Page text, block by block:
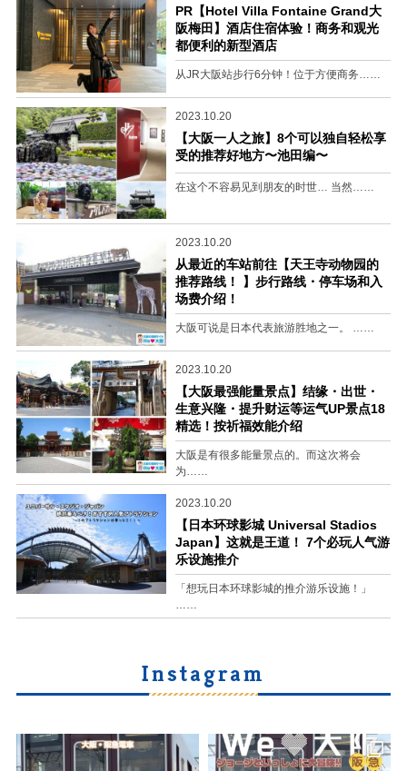
PR【Hotel Villa Fontaine Grand大
阪梅田】酒店住宿体验！商务和观光
都便利的新型酒店
从JR大阪站步行6分钟！位于方便商务……
2023.10.20
【大阪一人之旅】8个可以独自轻松享
受的推荐好地方〜池田编〜
在这个不容易见到朋友的时世… 当然……
2023.10.20
从最近的车站前往【天王寺动物园的
推荐路线！ 】步行路线・停车场和入
场费介绍！
大阪可说是日本代表旅游胜地之一。 ……
2023.10.20
【大阪最强能量景点】结缘・出世・
生意兴隆・提升财运等运气UP景点18
精选！按祈福效能介绍
大阪是有很多能量景点的。而这次将会
为……
2023.10.20
【日本环球影城 Universal Stadios
Japan】这就是王道！ 7个必玩人气游
乐设施推介
「想玩日本环球影城的推介游乐设施！」
……
Instagram